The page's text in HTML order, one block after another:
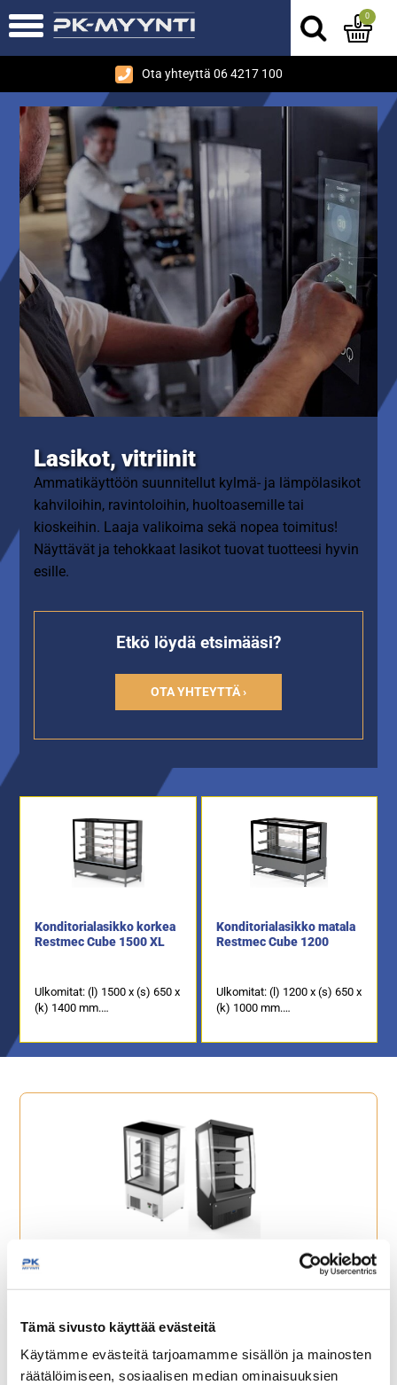
Tämä sivusto käyttää evästeitä
Käytämme evästeitä tarjoamamme sisällön ja mainosten
räätälöimiseen, sosiaalisen median ominaisuuksien
Ota yhteyttä 06 4217 100
0
Lasikot, vitriinit
Ammatikäyttöön suunnitellut kylmä- ja lämpölasikot
kahviloihin, ravintoloihin, huoltoasemille tai
kioskeihin. Laaja valikoima sekä nopea toimitus!
Näyttävät ja tehokkaat lasikot tuovat tuotteesi hyvin
esille.
Etkö löydä etsimääsi?
OTA YHTEYTTÄ ›
Konditorialasikko korkea
Restmec Cube 1500 XL
Ulkomitat: (l) 1500 x (s) 650 x
(k) 1400 mm.
pohjataso.
Lasikossa LED-valaistus.
Konditorialasikko matala
Restmec Cube 1200
Ulkomitat: (l) 1200 x (s) 650 x
(k) 1000 mm.
pohjataso.
Lasikossa LED-valaistus.